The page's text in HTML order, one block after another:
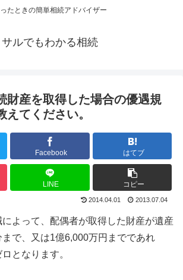
たときの簡単相続アドバイザー
サルでもわかる相続
財産を取得した場合の優遇規
えてください。
Facebook はてブ
LINE コピー
2014.04.01 2013.07.04
よって、配偶者が取得した財産が遺産
で、又は1億6,000万円までであれ
となります。